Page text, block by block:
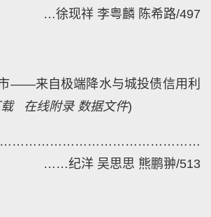
…徐现祥 李粤麟 陈希路/497
——来自极端降水与城投债信用利
在线附录 数据文件)
……纪洋 吴思思 熊鹏翀/513